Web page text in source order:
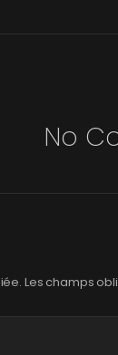
No
Les champs